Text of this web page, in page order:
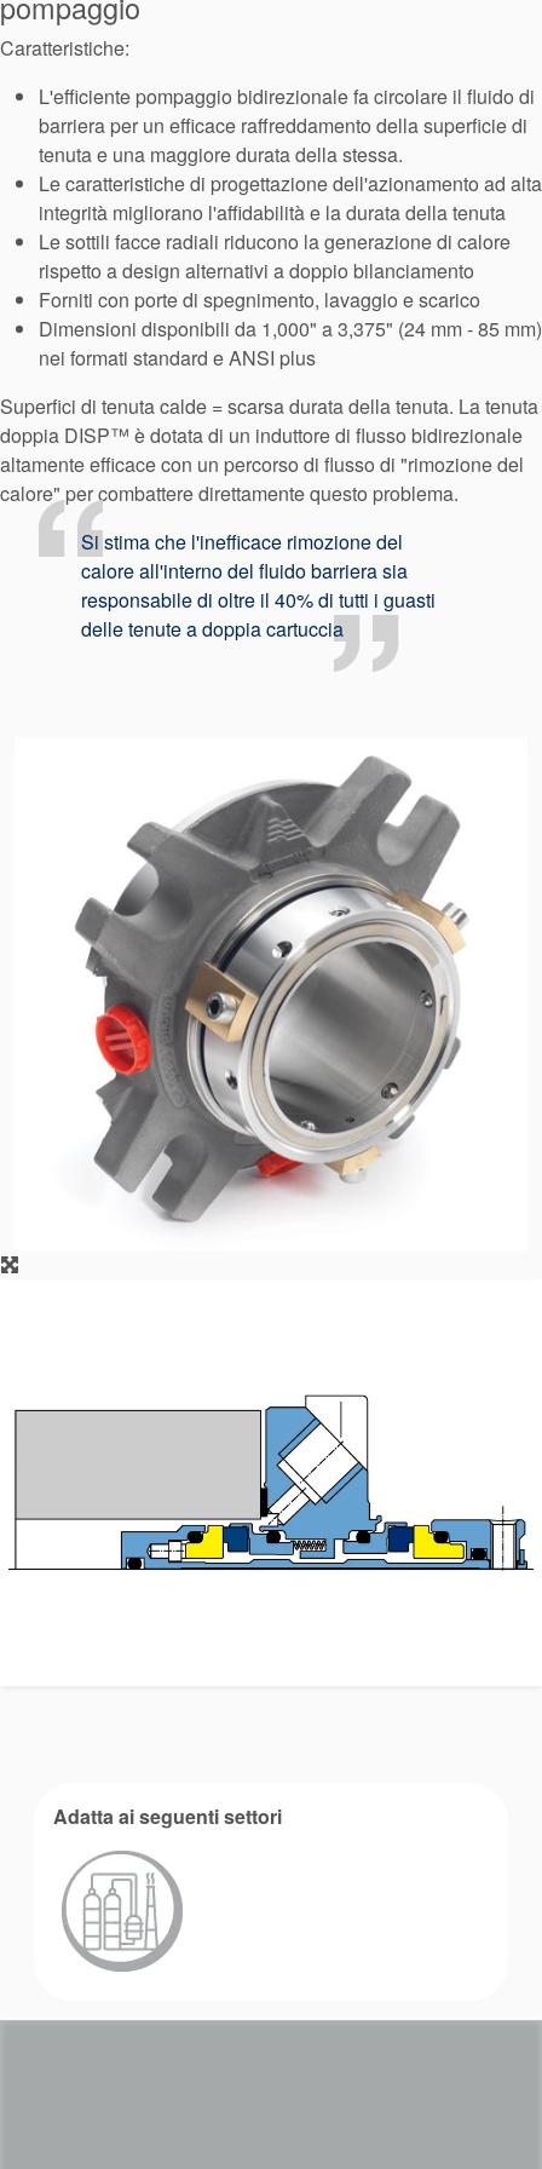
Sistema di
supporto per
guarnizioni
Certificazioni e standard
Contatti
Locazioni
Articoli
Sostenibilità
Caratteristiche:
L'efficiente pompaggio bidirezionale fa circolare il fluido di
barriera per un efficace raffreddamento della superficie di
tenuta e una maggiore durata della stessa.
Le caratteristiche di progettazione dell'azionamento ad alta
integrità migliorano l'affidabilità e la durata della tenuta
Le sottili facce radiali riducono la generazione di calore
rispetto a design alternativi a doppio bilanciamento
Forniti con porte di spegnimento, lavaggio e scarico
Dimensioni disponibili da 1,000" a 3,375" (24 mm - 85 mm)
nei formati standard e ANSI plus
Superfici di tenuta calde = scarsa durata della tenuta. La tenuta
doppia DISP™ è dotata di un induttore di flusso bidirezionale
altamente efficace con un percorso di flusso di "rimozione del
calore" per combattere direttamente questo problema.
Si stima che l'inefficace rimozione del
calore all'interno del fluido barriera sia
responsabile di oltre il 40% di tutti i guasti
delle tenute a doppia cartuccia
Adatta ai seguenti settori